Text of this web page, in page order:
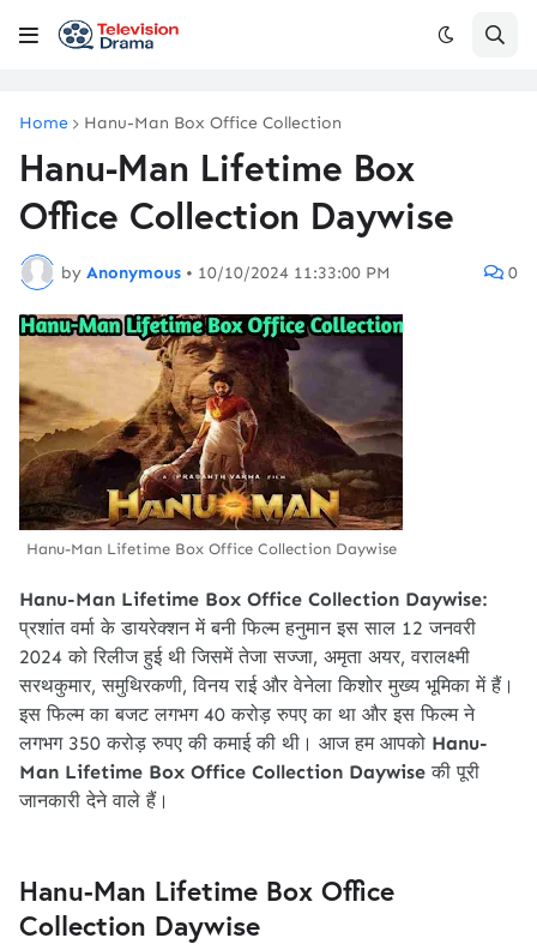
Home Hanu-Man Box Office Collection
Hanu-Man Lifetime Box
Office Collection Daywise
by Anonymous • 10/10/2024 11:33:00 PM 0
Hanu-Man Lifetime Box Office Collection Daywise
Hanu-Man Lifetime Box Office Collection Daywise:
प्रशांत वर्मा के डायरेक्शन में बनी फिल्म हनुमान इस साल 12 जनवरी
2024 को रिलीज हुई थी जिसमें तेजा सज्जा, अमृता अयर, वरालक्ष्मी
सरथकुमार, समुथिरकणी, विनय राई और वेनेला किशोर मुख्य भूमिका में हैं।
इस फिल्म का बजट लगभग 40 करोड़ रुपए का था और इस फिल्म ने
लगभग 350 करोड़ रुपए की कमाई की थी। आज हम आपको Hanu-
Man Lifetime Box Office Collection Daywise की पूरी
जानकारी देने वाले हैं।
Hanu-Man Lifetime Box Office
Collection Daywise